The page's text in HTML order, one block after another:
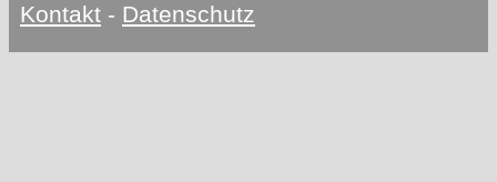
Kontakt - Datenschutz